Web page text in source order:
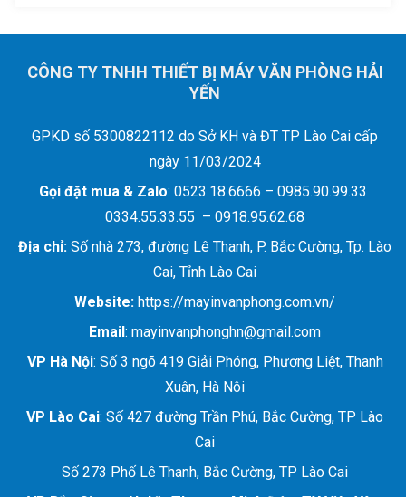
CÔNG TY TNHH THIẾT BỊ MÁY VĂN PHÒNG HẢI
YẾN
GPKD số 5300822112 do Sở KH và ĐT TP Lào Cai cấp
ngày 11/03/2024
Gọi đặt mua & Zalo: 0523.18.6666 – 0985.90.99.33
0334.55.33.55 – 0918.95.62.68
Địa chỉ: Số nhà 273, đường Lê Thanh, P. Bắc Cường, Tp. Lào
Cai, Tỉnh Lào Cai
Website: https://mayinvanphong.com.vn/
Email: mayinvanphonghn@gmail.com
VP Hà Nội: Số 3 ngõ 419 Giải Phóng, Phương Liệt, Thanh
Xuân, Hà Nôi
VP Lào Cai: Số 427 đường Trần Phú, Bắc Cường, TP Lào
Cai
Số 273 Phố Lê Thanh, Bắc Cường, TP Lào Cai